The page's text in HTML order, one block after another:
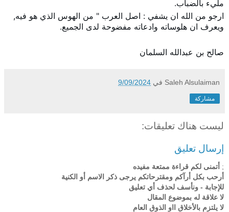
مليء بالضباب.
ارجو من الله ان يشفي : اصل العرب " من الهوس الذي هو فيه,
ويعرف ان هلوساته وادعاته مفضوحة لدى الجميع.
صالح بن عبدالله السلمان
Saleh Alsulaiman في 9/09/2024
مشاركة
ليست هناك تعليقات:
إرسال تعليق
; أتمنى لكم قراءة ممتعة مفيده
أرحب بكل أرآكم ومقترحاتكم يرجى ذكر الاسم أو الكنية
للإجابة - ونأسف لحذف أي تعليق
لا علاقة له بموضوع المقال
لا يلتزم بالأخلاق ااو الذوق العام